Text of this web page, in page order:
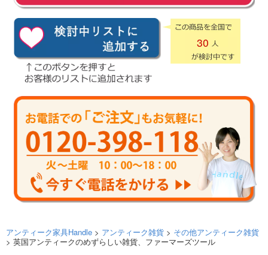
30
アンティーク家具Handle > アンティーク雑貨 > その他アンティーク雑貨
> 英国アンティークのめずらしい雑貨、ファーマーズツール